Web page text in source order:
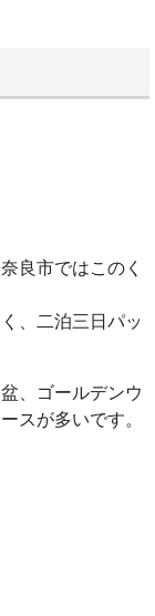
良市ではこのく
、二泊三日パッ
、ゴールデンウ
スが多いです。